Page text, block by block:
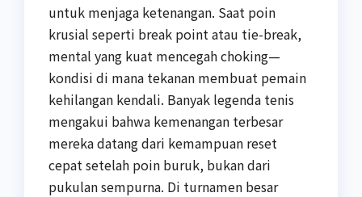
untuk menjaga ketenangan. Saat poin
krusial seperti break point atau tie-break,
mental yang kuat mencegah choking—
kondisi di mana tekanan membuat pemain
kehilangan kendali. Banyak legenda tenis
mengakui bahwa kemenangan terbesar
mereka datang dari kemampuan reset
cepat setelah poin buruk, bukan dari
pukulan sempurna. Di turnamen besar